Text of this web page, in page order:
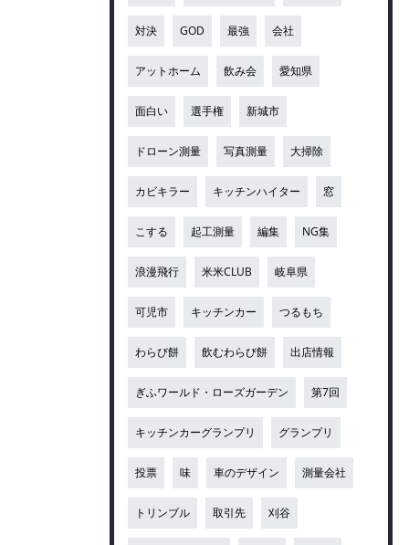
対決 GOD 最強 会社
アットホーム 飲み会 愛知県
面白い 選手権 新城市
ドローン測量 写真測量 大掃除
カビキラー キッチンハイター 窓
こする 起工測量 編集 NG集
浪漫飛行 米米CLUB 岐阜県
可児市 キッチンカー つるもち
わらび餅 飲むわらび餅 出店情報
ぎふワールド・ローズガーデン 第7回
キッチンカーグランプリ グランプリ
投票 味 車のデザイン 測量会社
トリンブル 取引先 刈谷